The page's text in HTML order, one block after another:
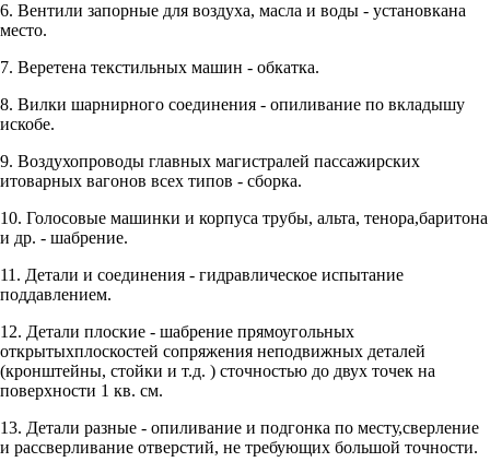
6. Вентили запорные для воздуха, масла и воды - установкана
место.
7. Веретена текстильных машин - обкатка.
8. Вилки шарнирного соединения - опиливание по вкладышу
искобе.
9. Воздухопроводы главных магистралей пассажирских
итоварных вагонов всех типов - сборка.
10. Голосовые машинки и корпуса трубы, альта, тенора,баритона
и др. - шабрение.
11. Детали и соединения - гидравлическое испытание
поддавлением.
12. Детали плоские - шабрение прямоугольных
открытыхплоскостей сопряжения неподвижных деталей
(кронштейны, стойки и т.д. ) сточностью до двух точек на
поверхности 1 кв. см.
13. Детали разные - опиливание и подгонка по месту,сверление
и рассверливание отверстий, не требующих большой точности.